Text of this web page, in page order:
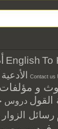
English To
الأدعية
و مؤلفات
القول دروس
رسائل الزوار